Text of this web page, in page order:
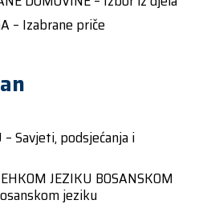
– Izabrane priče
– Savjeti, podsjećanja i
JEZIKU BOSANSKOM
jeziku